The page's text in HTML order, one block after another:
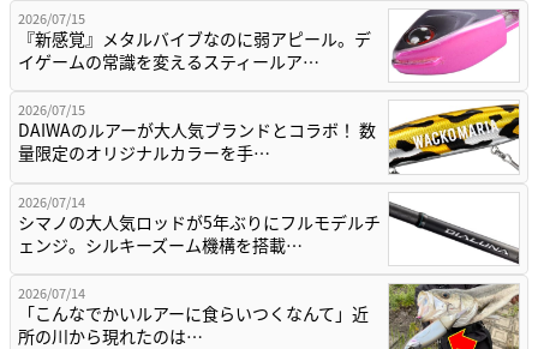
2026/07/15
『新感覚』メタルバイブなのに弱アピール。デ
イゲームの常識を変えるスティールア…
2026/07/15
DAIWAのルアーが大人気ブランドとコラボ！ 数
量限定のオリジナルカラーを手…
2026/07/14
シマノの大人気ロッドが5年ぶりにフルモデルチ
ェンジ。シルキーズーム機構を搭載…
2026/07/14
「こんなでかいルアーに食らいつくなんて」近
所の川から現れたのは…